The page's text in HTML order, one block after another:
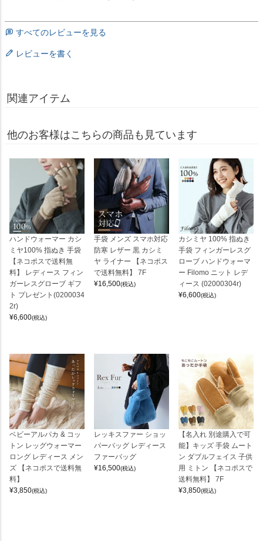
すべてのレビューを見る
レビューを書く
関連アイテム
他のお客様はこちらの商品も見ています
ハンドウォーマー カシ
ミヤ100% 指ぬき 手袋
【ネコポスで送料無
料】 レディース フィン
ガーレスグローブ ギフ
ト プレゼント(0200034
2r)
¥6,600(税込)
手袋 メンズ スマホ対応
防寒 レザー 黒 カシミ
ヤ ライナー 【ネコポス
で送料無料】 7F
¥16,500(税込)
カシミヤ 100% 指ぬき
手袋 フィンガーレスグ
ローブ ハンドウォーマ
ー Filomo ニット レデ
ィース (02000304r)
¥6,600(税込)
ベビーアルパカ & コッ
トン レッグウォーマー
ロング レディース メン
ズ 【ネコポスで送料無
料】
¥3,850(税込)
レッキスファー ショッ
パーバッグ レディース
ファーバッグ
¥16,500(税込)
【名入れ 別途購入で可
能】キッズ 手袋 ムート
ン ダブルフェイス 子供
用 ミトン 【ネコポスで
送料無料】 7F
¥3,850(税込)